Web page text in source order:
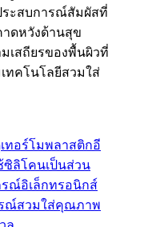
ระสบการณ์สัมผัสที่
ดหวังด้านสุข
เสถียรของพื้นผิวที่
ทคโนโลยีสวมใส่